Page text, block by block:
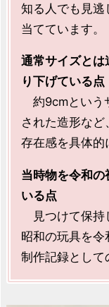
知る人でも見逃
当てています。
通常サイズとは
り下げている点
約9cmという
された造形な
存在感を具体的
当時物を令和
いる点
見つけて保持
昭和の玩具を令
制作記録として